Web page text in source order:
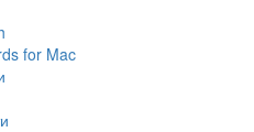
for Mac